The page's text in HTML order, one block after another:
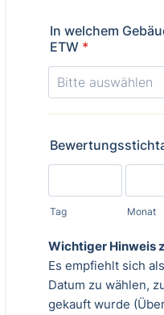
In welchem
ETW *
Tag Monat
Wichtiger Hinweis
Es empfiehlt sich
Datum zu wählen,
gekauft wurde